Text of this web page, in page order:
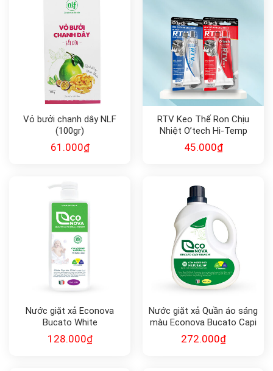
Vỏ bưởi chanh dây NLF
(100gr)
61.000₫
RTV Keo Thế Ron Chịu
Nhiệt O’tech Hi-Temp
Silicone Gasket Maker
45.000₫
Nước giặt xả Econova
Bucato White
Ipoallegenico
128.000₫
Nước giặt xả Quần áo sáng
màu Econova Bucato Capi
Bianchi
272.000₫